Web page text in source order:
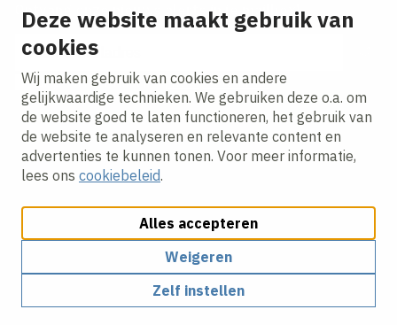
Deze website maakt gebruik van
cookies
Wij maken gebruik van cookies en andere
gelijkwaardige technieken. We gebruiken deze o.a. om
de website goed te laten functioneren, het gebruik van
de website te analyseren en relevante content en
advertenties te kunnen tonen. Voor meer informatie,
lees ons cookiebeleid.
Alles accepteren
Weigeren
Zelf instellen
Ontvang onze nieuws alerts in je mailbox!
E-mailadres
Ik ga akkoord met hetprivacy statement.
Cookies aanpassenCookie beleidPrivacy policy
Algemene inkoopvoorwaarden